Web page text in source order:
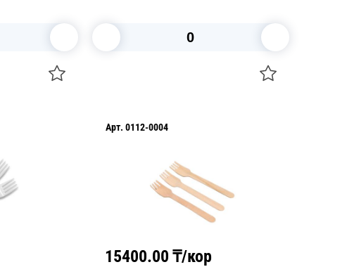
Арт. 0112-0004
15400.00 ₸/кор